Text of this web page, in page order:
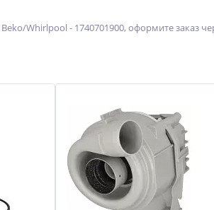
Whirlpool - 1740701900, оформите заказ